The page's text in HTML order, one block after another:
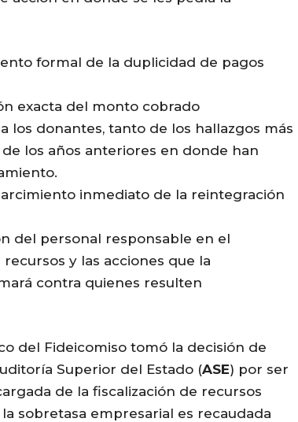
formal de la duplicidad de pagos
exacta del monto cobrado
los donantes, tanto de los hallazgos más
los años anteriores en donde han
inmediato de la reintegración
del personal responsable en el
y las acciones que la
contra quienes resulten
del Fideicomiso tomó la decisión de
Superior del Estado (ASE) por ser
de la fiscalización de recursos
sobretasa empresarial es recaudada